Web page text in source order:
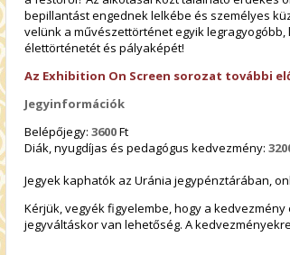
bepillantást engednek lelkébe és személyes
velünk a művészettörténet egyik
élettörténetét és pályaképét!
Az Exhibition On Screen sorozat további
Jegyinformációk
Belépőjegy: 3600Ft
Diák, nyugdíjas és pedagógus kedvezmény:
Jegyek kaphatók az Uránia jegypénztárában,
Kérjük, vegyék figyelembe, hogy a
jegyváltáskor van lehetőség. A